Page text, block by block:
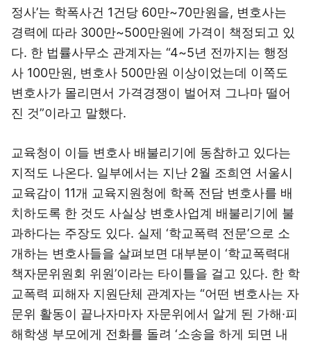
정사’는 학폭사건 1건당 60만~70만원을, 변호사는
경력에 따라 300만~500만원에 가격이 책정되고 있
다. 한 법률사무소 관계자는 “4~5년 전까지는 행정
사 100만원, 변호사 500만원 이상이었는데 이쪽도
변호사가 몰리면서 가격경쟁이 벌어져 그나마 떨어
진 것”이라고 말했다.
교육청이 이들 변호사 배불리기에 동참하고 있다는
지적도 나온다. 일부에서는 지난 2월 조희연 서울시
교육감이 11개 교육지원청에 학폭 전담 변호사를 배
치하도록 한 것도 사실상 변호사업계 배불리기에 불
과하다는 주장도 있다. 실제 ‘학교폭력 전문’으로 소
개하는 변호사들을 살펴보면 대부분이 ‘학교폭력대
책자문위원회 위원’이라는 타이틀을 걸고 있다. 한 학
교폭력 피해자 지원단체 관계자는 “어떤 변호사는 자
문위 활동이 끝나자마자 자문위에서 알게 된 가해·피
해학생 부모에게 전화를 돌려 ‘소송을 하게 되면 내